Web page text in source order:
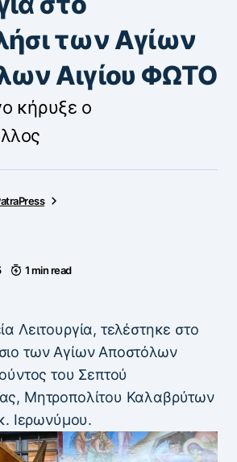
των Αγίων
Αιγίου ΦΩΤΟ
κήρυξε ο
1 min read
Λειτουργία, τελέστηκε στο
των Αγίων Αποστόλων
του Σεπτού
Μητροπολίτου Καλαβρύτων
Ιερωνύμου.